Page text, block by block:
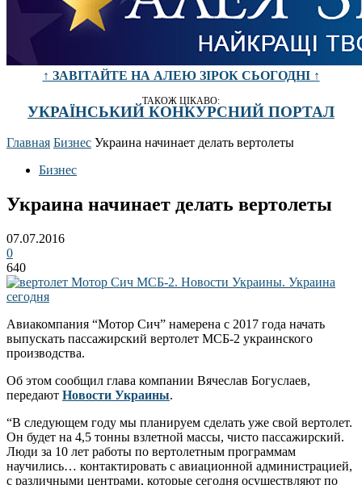
↑ ЗАВІТАЙТЕ НА АЛЕЮ ЗІРОК СЬОГОДНІ ↑
ТАКОЖ ЦІКАВО:
УКРАЇНСЬКИЙ КОНКУРСНИЙ ПОРТАЛ
Главная Бизнес Украина начинает делать вертолеты
Бизнес
Украина начинает делать вертолеты
07.07.2016
0
640
Авиакомпания “Мотор Сич” намерена с 2017 года начать
выпускать пассажирский вертолет МСБ-2 украинского
производства.
Об этом сообщил глава компании Вячеслав Богуслаев,
передают Новости Украины.
“В следующем году мы планируем сделать уже свой вертолет.
Он будет на 4,5 тонны взлетной массы, чисто пассажирский.
Люди за 10 лет работы по вертолетным программам
научились… контактировать с авиационной администрацией,
с различными центрами, которые сегодня осуществляют по